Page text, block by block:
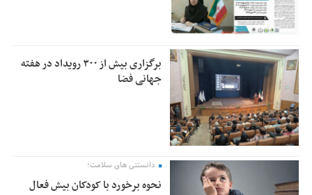
برگزاری بیش از ۳۰۰ رویداد در هفته
جهانی فضا
دانستنی های سلامت؛
نحوه برخورد با کودکان بیش فعال